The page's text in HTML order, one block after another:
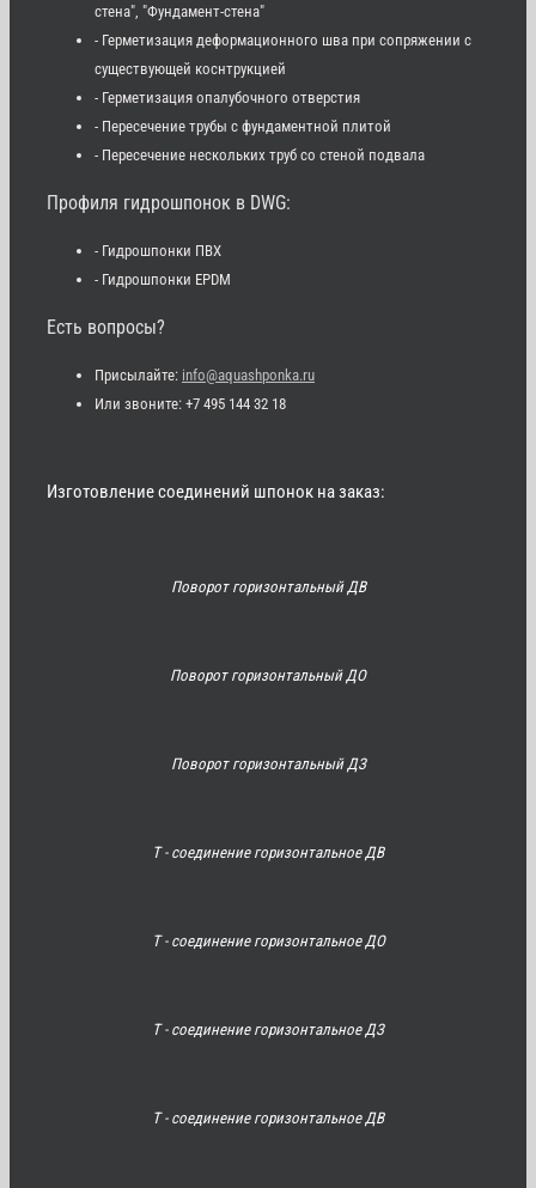
стена", "Фундамент-стена"
- Герметизация деформационного шва при сопряжении с
существующей коснтрукцией
- Герметизация опалубочного отверстия
- Пересечение трубы с фундаментной плитой
- Пересечение нескольких труб со стеной подвала
Профиля гидрошпонок в DWG:
- Гидрошпонки ПВХ
- Гидрошпонки EPDM
Есть вопросы?
Присылайте: info@aquashponka.ru
Или звоните: +7 495 144 32 18
Изготовление соединений шпонок на заказ:
Поворот горизонтальный ДВ
Поворот горизонтальный ДО
Поворот горизонтальный ДЗ
Т - соединение горизонтальное ДВ
Т - соединение горизонтальное ДО
Т - соединение горизонтальное ДЗ
Т - соединение горизонтальное ДВ